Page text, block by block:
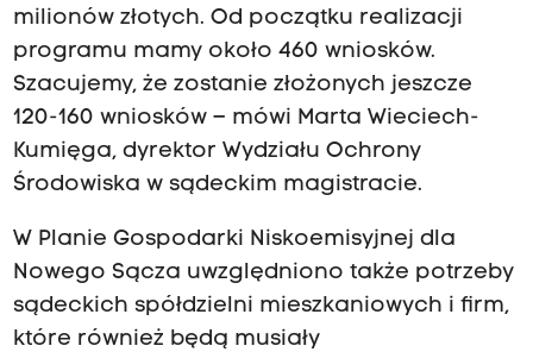
milionów złotych. Od początku realizacji
programu mamy około 460 wniosków.
Szacujemy, że zostanie złożonych jeszcze
120-160 wniosków – mówi Marta Wieciech-
Kumięga, dyrektor Wydziału Ochrony
Środowiska w sądeckim magistracie.
W Planie Gospodarki Niskoemisyjnej dla
Nowego Sącza uwzględniono także potrzeby
sądeckich spółdzielni mieszkaniowych i firm,
które również będą musiały